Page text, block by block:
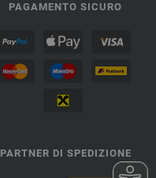
PAGAMENTO SICURO
PARTNER DI SPEDIZIONE